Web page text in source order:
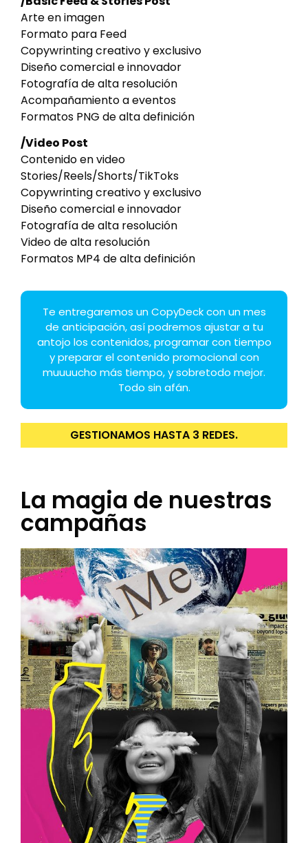
Arte en imagen
Formato para Feed
Copywrinting creativo y exclusivo
Diseño comercial e innovador
Fotografía de alta resolución
Acompañamiento a eventos
Formatos PNG de alta definición
/Video Post
Contenido en video
Stories/Reels/Shorts/TikToks
Copywrinting creativo y exclusivo
Diseño comercial e innovador
Fotografía de alta resolución
Video de alta resolución
Formatos MP4 de alta definición
Te entregaremos un CopyDeck con un mes
de anticipación, así podremos ajustar a tu
antojo los contenidos, programar con tiempo
y preparar el contenido promocional con
muuuucho más tiempo, y sobretodo mejor.
Todo sin afán.
GESTIONAMOS HASTA 3 REDES.
La magia de nuestras
campañas